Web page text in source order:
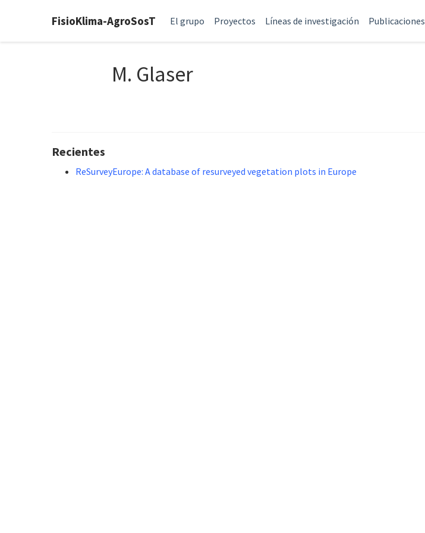
FisioKlima-AgroSosT El grupo Proyectos Líneas de investigación Publicaciones
M. Glaser
Recientes
ReSurveyEurope: A database of resurveyed vegetation plots in Europe